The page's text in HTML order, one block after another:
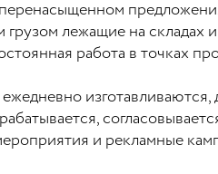
грузом лежащие на складах
работа в точках
и рекламные